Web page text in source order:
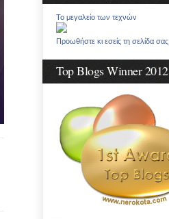
Το μεγαλείο των τεχνών
Προωθήστε κι εσείς τη σελίδα σας
Top Blogs Winner 2012